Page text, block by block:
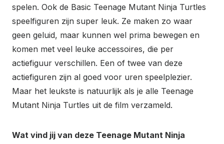
spelen. Ook de Basic Teenage Mutant Ninja Turtles
speelfiguren zijn super leuk. Ze maken zo waar
geen geluid, maar kunnen wel prima bewegen en
komen met veel leuke accessoires, die per
actiefiguur verschillen. Een of twee van deze
actiefiguren zijn al goed voor uren speelplezier.
Maar het leukste is natuurlijk als je alle Teenage
Mutant Ninja Turtles uit de film verzameld.
Wat vind jij van deze Teenage Mutant Ninja